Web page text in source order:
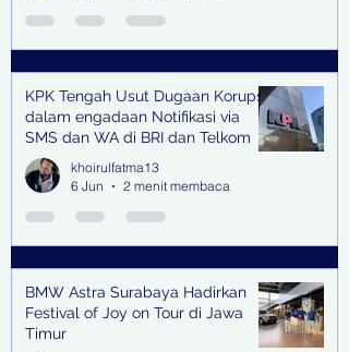
KPK Tengah Usut Dugaan Korupsi
dalam engadaan Notifikasi via
SMS dan WA di BRI dan Telkom
khoirulfatma13
6 Jun
2 menit membaca
BMW Astra Surabaya Hadirkan
Festival of Joy on Tour di Jawa
Timur